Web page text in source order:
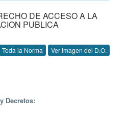
DE ACCESO A LA
PUBLICA
Toda la Norma Ver Imagen del D.O.
Decretos: